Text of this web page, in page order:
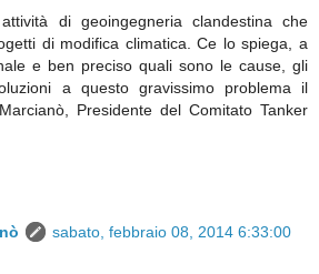
di geoingegneria clandestina che
di modifica climatica. Ce lo spiega, a
e ben preciso quali sono le cause, gli
a questo gravissimo problema il
Presidente del Comitato Tanker
sabato, febbraio 08, 2014 6:33:00